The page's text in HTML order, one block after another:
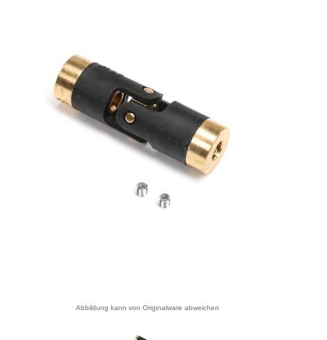
Abbildung kann von Originalware abweichen